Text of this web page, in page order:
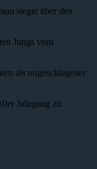
siegte über den
Jungs vom
als ungeschlagener
Jahrgang zu